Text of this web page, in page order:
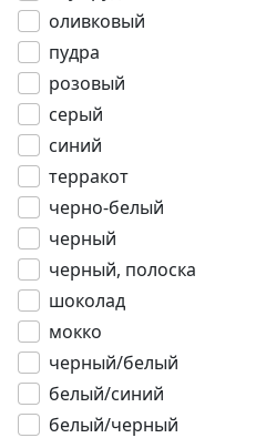
оливковый
пудра
розовый
серый
синий
терракот
черно-белый
черный
черный, полоска
шоколад
мокко
черный/белый
белый/синий
белый/черный